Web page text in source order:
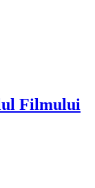
Filmului